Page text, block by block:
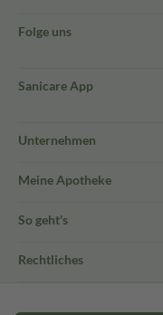
Folge uns
Sanicare App
Unternehmen
Meine Apotheke
So geht's
Rechtliches